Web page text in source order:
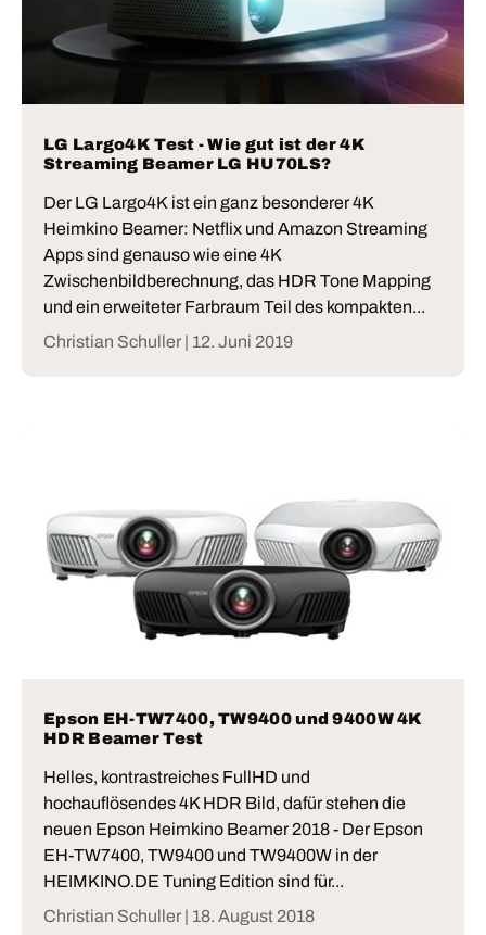
LG Largo4K Test - Wie gut ist der 4K
Streaming Beamer LG HU70LS?
Der LG Largo4K ist ein ganz besonderer 4K
Heimkino Beamer: Netflix und Amazon Streaming
Apps sind genauso wie eine 4K
Zwischenbildberechnung, das HDR Tone Mapping
und ein erweiteter Farbraum Teil des kompakten...
Christian Schuller | 12. Juni 2019
Epson EH-TW7400, TW9400 und 9400W 4K
HDR Beamer Test
Helles, kontrastreiches FullHD und
hochauflösendes 4K HDR Bild, dafür stehen die
neuen Epson Heimkino Beamer 2018 - Der Epson
EH-TW7400, TW9400 und TW9400W in der
HEIMKINO.DE Tuning Edition sind für...
Christian Schuller | 18. August 2018